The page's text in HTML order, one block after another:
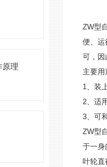
原理
ZW型
便、运
可，因
主要用
1、装
2、适
3、可
ZW型
于一身
叶轮直